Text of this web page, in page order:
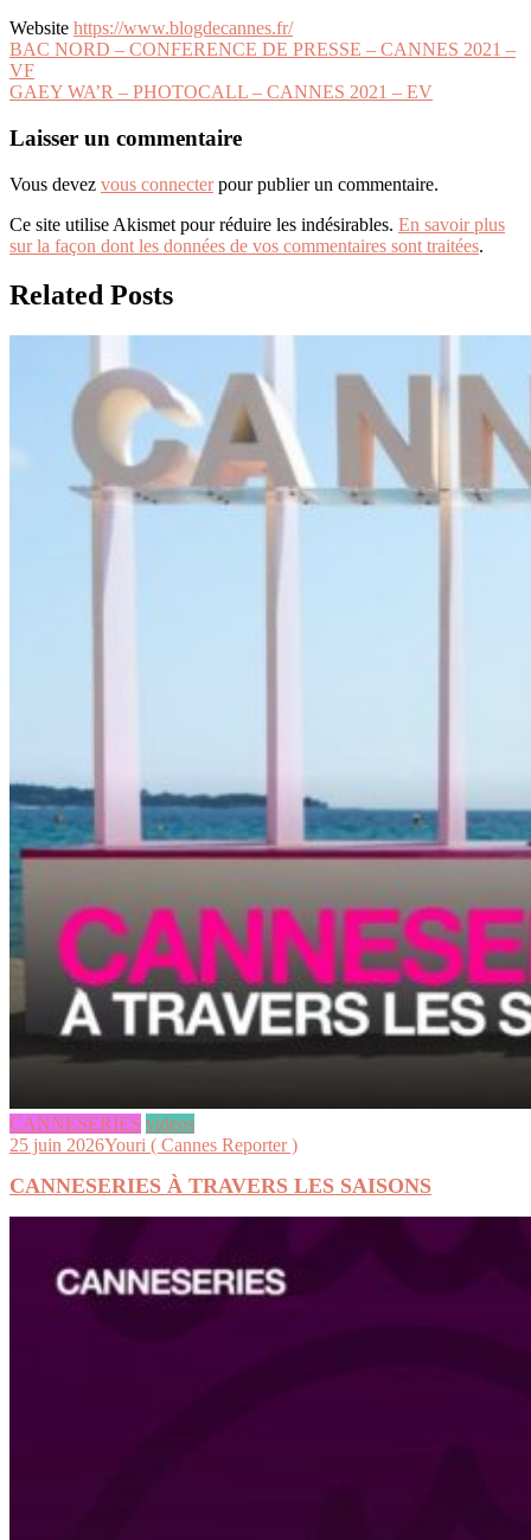
Website https://www.blogdecannes.fr/
Navigation
de
BAC NORD – CONFERENCE DE PRESSE – CANNES 2021 –
VF
GAEY WA’R – PHOTOCALL – CANNES 2021 – EV
Laisser un commentaire
Vous devez vous connecterpour publier un commentaire.
Ce site utilise Akismet pour réduire les indésirables. En savoir plus
sur la façon dont les données de vos commentaires sont traitées.
Related Posts
CANNESERIES videos
25 juin 2026Youri ( Cannes Reporter )
CANNESERIES À TRAVERS LES SAISONS